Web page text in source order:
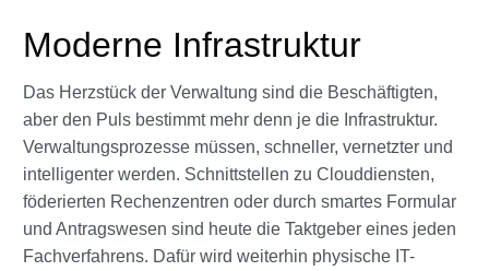
Moderne Infrastruktur
Das Herzstück der Verwaltung sind die Beschäftigten,
aber den Puls bestimmt mehr denn je die Infrastruktur.
Verwaltungsprozesse müssen, schneller, vernetzter und
intelligenter werden. Schnittstellen zu Clouddiensten,
föderierten Rechenzentren oder durch smartes Formular
und Antragswesen sind heute die Taktgeber eines jeden
Fachverfahrens. Dafür wird weiterhin physische IT-